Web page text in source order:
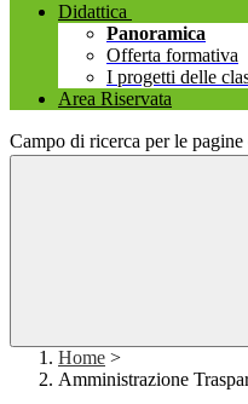
Didattica
Panoramica
Offerta formativa
I progetti delle
Area Riservata
Campo di ricerca per le pagine
Home >
Amministrazione